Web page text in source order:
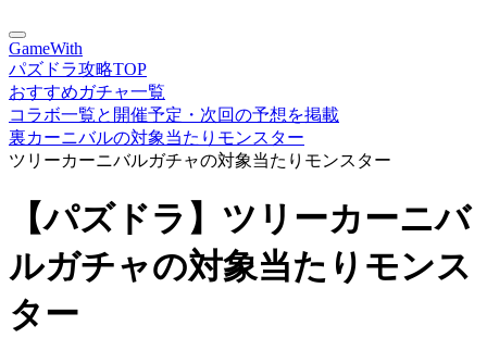
GameWith
パズドラ攻略TOP
おすすめガチャ一覧
コラボ一覧と開催予定・次回の予想を掲載
裏カーニバルの対象当たりモンスター
ツリーカーニバルガチャの対象当たりモンスター
【パズドラ】ツリーカーニバ
ルガチャの対象当たりモンス
ター